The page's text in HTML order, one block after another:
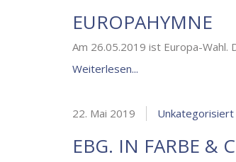
EUROPAHYMNE
Am 26.05.2019 ist Europa-Wahl.
Weiterlesen...
22. Mai 2019 Unkategorisiert
EBG. IN FARBE &